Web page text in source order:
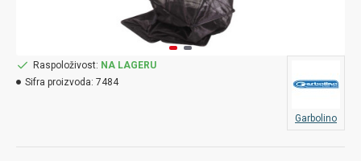
Raspoloživost: NA LAGERU
Sifra proizvoda: 7484
Garbolino